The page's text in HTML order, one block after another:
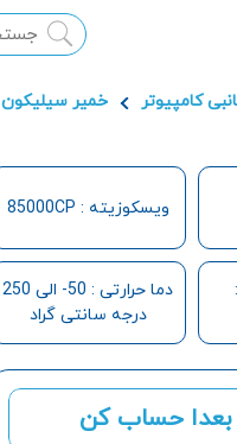
کامپیوتر خمیر سیلیکون
ویسکوزیته : 85000CP
دما حرارتی : 50- الی 250
درجه سانتی گراد
بعدا حساب کن